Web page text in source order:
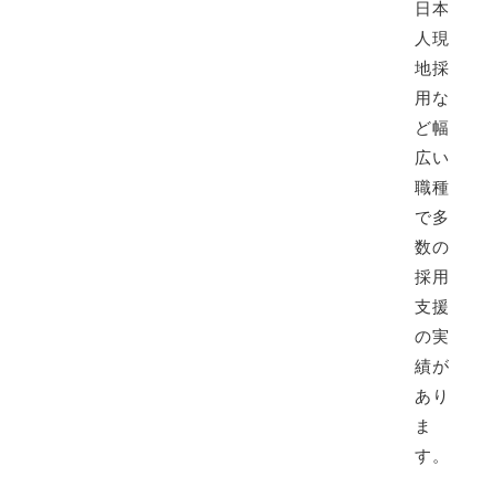
日本
人現
地採
用な
ど幅
広い
職種
で多
数の
採用
支援
の実
績が
あり
ま
す。